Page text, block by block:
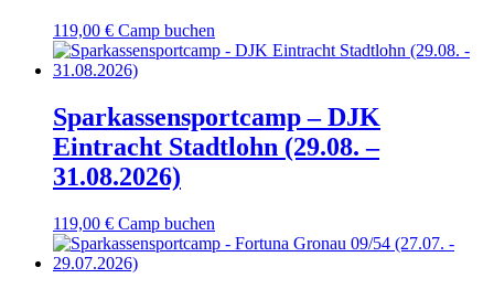
119,00 € Camp buchen
Sparkassensportcamp – DJK
Eintracht Stadtlohn (29.08. –
31.08.2026)
119,00 € Camp buchen